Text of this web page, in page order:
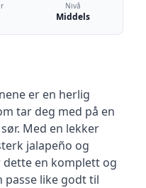
Nivå
Middels
er en herlig
tar deg med på en
Med en lekker
jalapeño og
en komplett og
like godt til